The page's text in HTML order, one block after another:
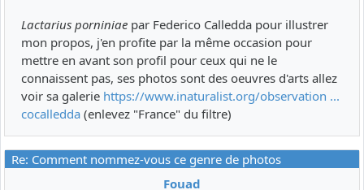
Lactarius porniniae par Federico Calledda pour illustrer
mon propos, j'en profite par la même occasion pour
mettre en avant son profil pour ceux qui ne le
connaissent pas, ses photos sont des oeuvres d'arts allez
voir sa galerie https://www.inaturalist.org/observation ...
cocalledda (enlevez "France" du filtre)
Re: Comment nommez-vous ce genre de photos
Fouad